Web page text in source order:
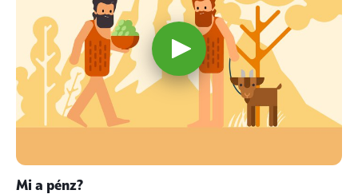
Mi a pénz?